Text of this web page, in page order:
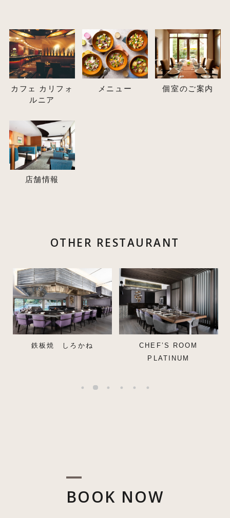
カフェ カリフォ
ルニア
メニュー 個室のご案内
店舗情報
OTHER RESTAURANT
鉄板焼 しろかね
CHEF’S ROOM
PLATINUM
BOOK NOW